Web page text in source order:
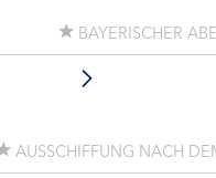
BAYERISCHER
AUSSCHIFFUNG NACH